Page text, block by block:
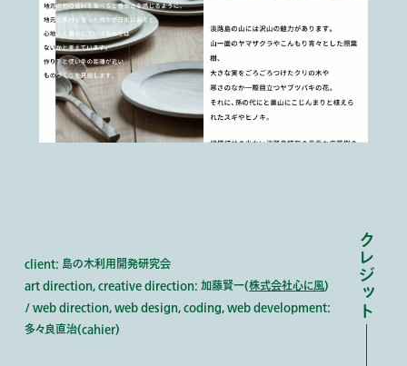
クレジット
client: 島の木利用開発研究会
art direction, creative direction: 加藤賢一(株式会社心に風)
/ web direction, web design, coding, web development:
多々良直治(cahier)